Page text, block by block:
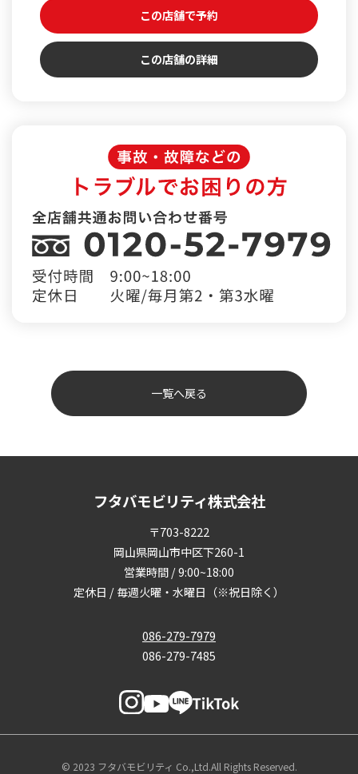
この店舗で予約
この店舗の詳細
一覧へ戻る
フタバモビリティ株式会社
〒703-8222
岡山県岡山市中区下260-1
営業時間 / 9:00~18:00
定休日 / 毎週火曜・水曜日（※祝日除く）
086-279-7979
086-279-7485
© 2023 フタバモビリティ Co.,Ltd.All Rights Reserved.